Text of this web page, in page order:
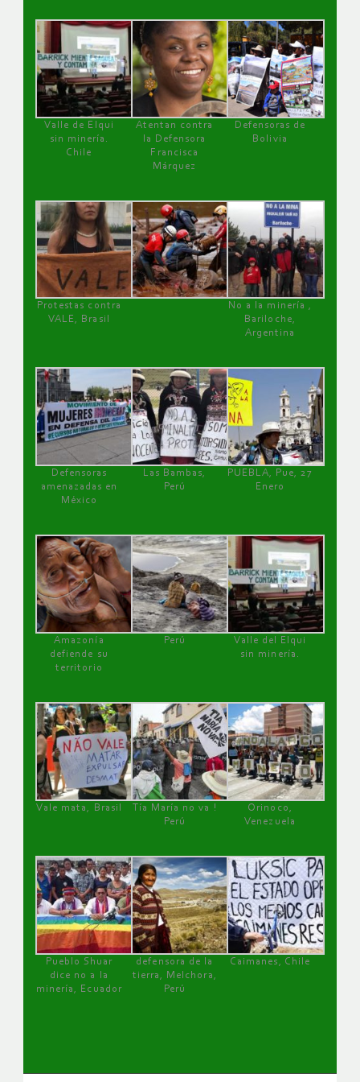
Valle de Elqui
sin minería.
Chile
Atentan contra
la Defensora
Francisca
Márquez
Defensoras de
Bolivia
Protestas contra
VALE, Brasil
No a la minería ,
Bariloche,
Argentina
Defensoras
amenazadas en
México
Las Bambas,
Perú
PUEBLA, Pue, 27
Enero
Amazonía
defiende su
territorio
Perú
Valle del Elqui
sin minería.
Vale mata, Brasil
Tía María no va !
Perú
Orinoco,
Venezuela
Pueblo Shuar
dice no a la
minería, Ecuador
defensora de la
tierra, Melchora,
Perú
Caimanes, Chile